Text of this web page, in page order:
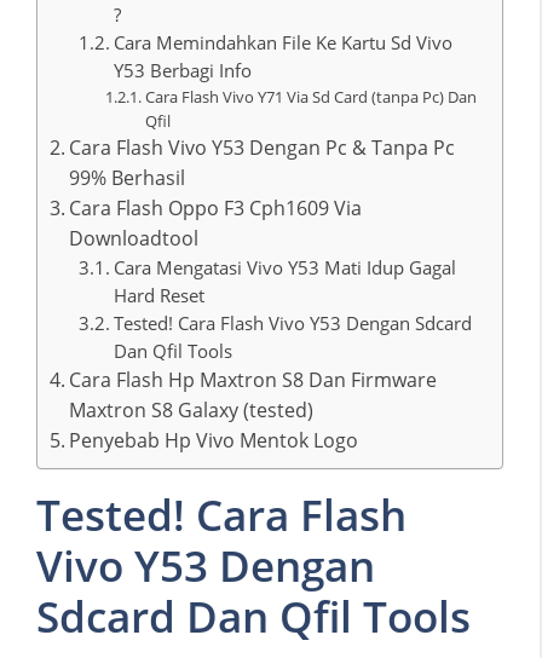
?
Cara Memindahkan File Ke Kartu Sd Vivo
Y53 Berbagi Info
Cara Flash Vivo Y71 Via Sd Card (tanpa Pc) Dan
Qfil
Cara Flash Vivo Y53 Dengan Pc & Tanpa Pc
99% Berhasil
Cara Flash Oppo F3 Cph1609 Via
Downloadtool
Cara Mengatasi Vivo Y53 Mati Idup Gagal
Hard Reset
Tested! Cara Flash Vivo Y53 Dengan Sdcard
Dan Qfil Tools
Cara Flash Hp Maxtron S8 Dan Firmware
Maxtron S8 Galaxy (tested)
Penyebab Hp Vivo Mentok Logo
Tested! Cara Flash
Vivo Y53 Dengan
Sdcard Dan Qfil Tools